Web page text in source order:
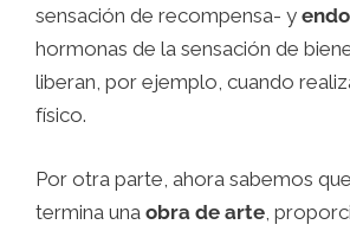
sensación de recompensa- y
hormonas de la sensación de
liberan, por ejemplo, cuando
físico.
Por otra parte, ahora sabemos
termina una obra de arte ,